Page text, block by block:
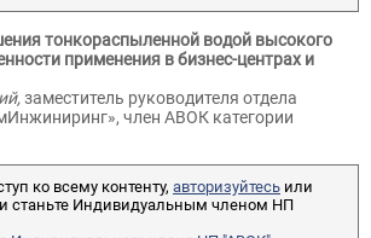
тонкораспыленной водой высокого
применения в бизнес-центрах и
заместитель руководителя отдела
член АВОК категории
ко всему контенту, авторизуйтесь или
и станьте Индивидуальным членом НП